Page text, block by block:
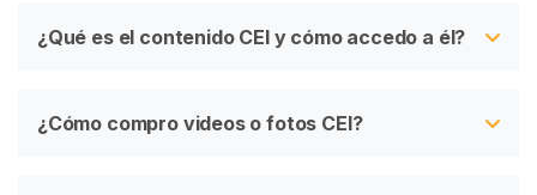
¿Qué es el contenido CEI y cómo accedo a él?
¿Cómo compro videos o fotos CEI?